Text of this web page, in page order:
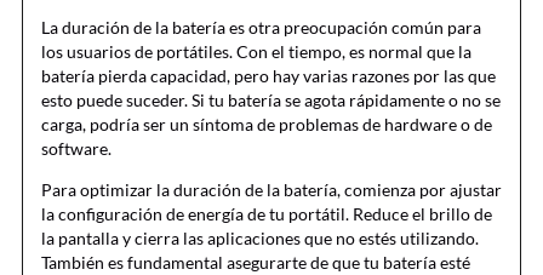
La duración de la batería es otra preocupación común para
los usuarios de portátiles. Con el tiempo, es normal que la
batería pierda capacidad, pero hay varias razones por las que
esto puede suceder. Si tu batería se agota rápidamente o no se
carga, podría ser un síntoma de problemas de hardware o de
software.
Para optimizar la duración de la batería, comienza por ajustar
la configuración de energía de tu portátil. Reduce el brillo de
la pantalla y cierra las aplicaciones que no estés utilizando.
También es fundamental asegurarte de que tu batería esté